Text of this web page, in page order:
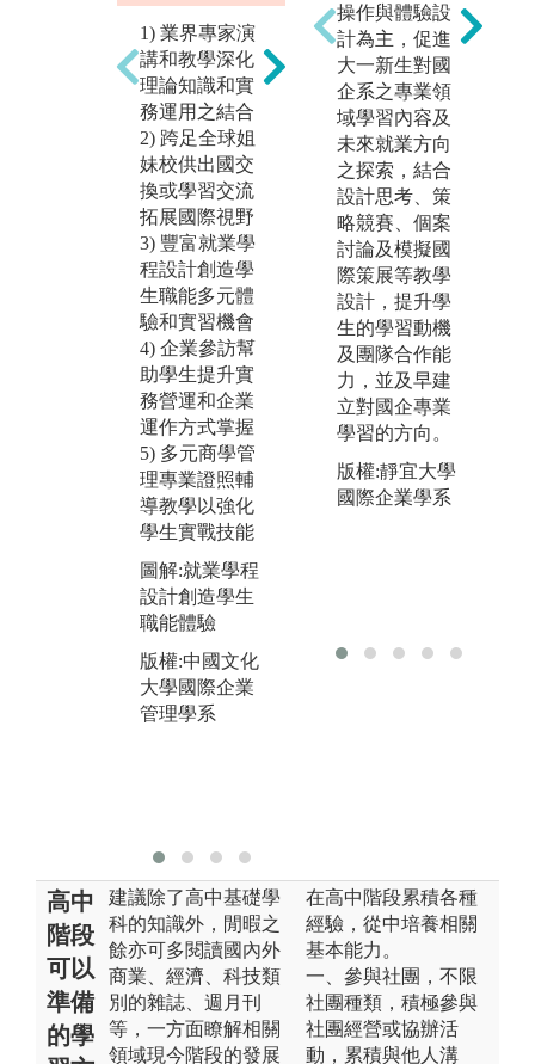
1) 業界專家演
講和教學深化
理論知識和實
務運用之結合
2) 跨足全球姐
妹校供出國交
換或學習交流
拓展國際視野
3) 豐富就業學
程設計創造學
生職能多元體
驗和實習機會
4) 企業參訪幫
助學生提升實
務營運和企業
運作方式掌握
5) 多元商學管
理專業證照輔
導教學以強化
學生實戰技能
圖解:就業學程
設計創造學生
職能體驗
版權:中國文化
大學國際企業
管理學系
個案專題競
賽：同學進行
團隊分組，每
組一位指導教
授帶領同學進
行真實企業問
題解決(產學合
作)或是重要管
理議題研究專
題，一年期的
大專題過程中
除培養同學管
理專業技能
外，更進一步
強化團隊合
力、問題解決
能力、簡報溝
操作與體驗設
計為主，促進
大一新生對國
企系之專業領
域學習內容及
未來就業方向
之探索，結合
設計思考、策
略競賽、個案
討論及模擬國
際策展等教學
設計，提升學
生的學習動機
及團隊合作能
力，並及早建
立對國企專業
學習的方向。
版權:靜宜大學
國際企業學系
高中
階段
可以
準備
的學
建議除了高中基礎學
科的知識外，閒暇之
餘亦可多閱讀國內外
商業、經濟、科技類
別的雜誌、週月刊
等，一方面瞭解相關
領域現今階段的發展
在高中階段累積各種
經驗，從中培養相關
基本能力。
一、參與社團，不限
社團種類，積極參與
社團經營或協辦活
動，累積與他人溝